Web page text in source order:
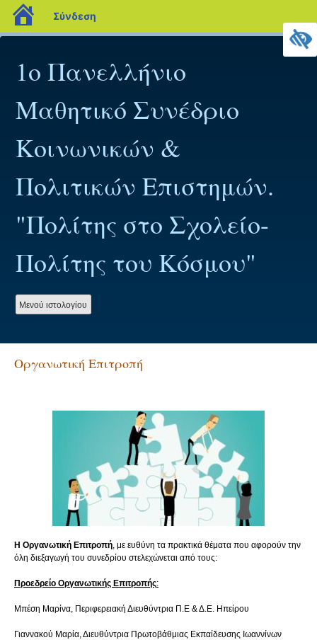
περιεχόμενο
1o Πανελλήνιο
Μαθητικό Συνέδριο
Κοινωνικών &
Πολιτικών Επιστημών.
"Πολίτης στο Σχολείο-
Πολίτης του Κόσμου"
Mενού ιστολογίου
Οργανωτική Επιτροπή
Η Οργανωτική Επιτροπή , με ευθύνη τα πρακτικά θέματα που αφορούν την
όλη διεξαγωγή του συνεδρίου στελεχώνεται από τους:
Προεδρείο Οργανωτικής Επιτροπής:
Μπέση Μαρίνα, Περιφερειακή Διευθύντρια Π.Ε & Δ.Ε. Ηπείρου
Γιαννακού Μαρία, Διευθύντρια Πρωτοβάθμιας Εκπαίδευσης Ιωαννίνων
blogs.sch.gr
Σύνδεση